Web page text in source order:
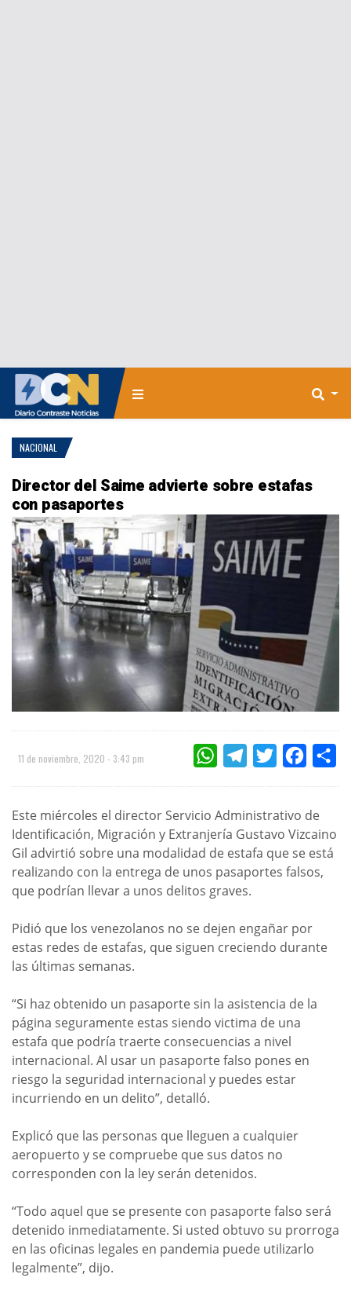
NACIONAL
Director del Saime advierte sobre estafas
con pasaportes
11 de noviembre, 2020 - 3:43 pm WHATSAPPTELEGRAMTWITTER
Este miércoles el director Servicio Administrativo de
Identificación, Migración y Extranjería Gustavo Vizcaino
Gil advirtió sobre una modalidad de estafa que se está
realizando con la entrega de unos pasaportes falsos,
que podrían llevar a unos delitos graves.
Pidió que los venezolanos no se dejen engañar por
estas redes de estafas, que siguen creciendo durante
las últimas semanas.
“Si haz obtenido un pasaporte sin la asistencia de la
página seguramente estas siendo victima de una
estafa que podría traerte consecuencias a nivel
internacional. Al usar un pasaporte falso pones en
riesgo la seguridad internacional y puedes estar
incurriendo en un delito”, detalló.
Explicó que las personas que lleguen a cualquier
aeropuerto y se compruebe que sus datos no
corresponden con la ley serán detenidos.
“Todo aquel que se presente con pasaporte falso será
detenido inmediatamente. Si usted obtuvo su prorroga
en las oficinas legales en pandemia puede utilizarlo
legalmente”, dijo.